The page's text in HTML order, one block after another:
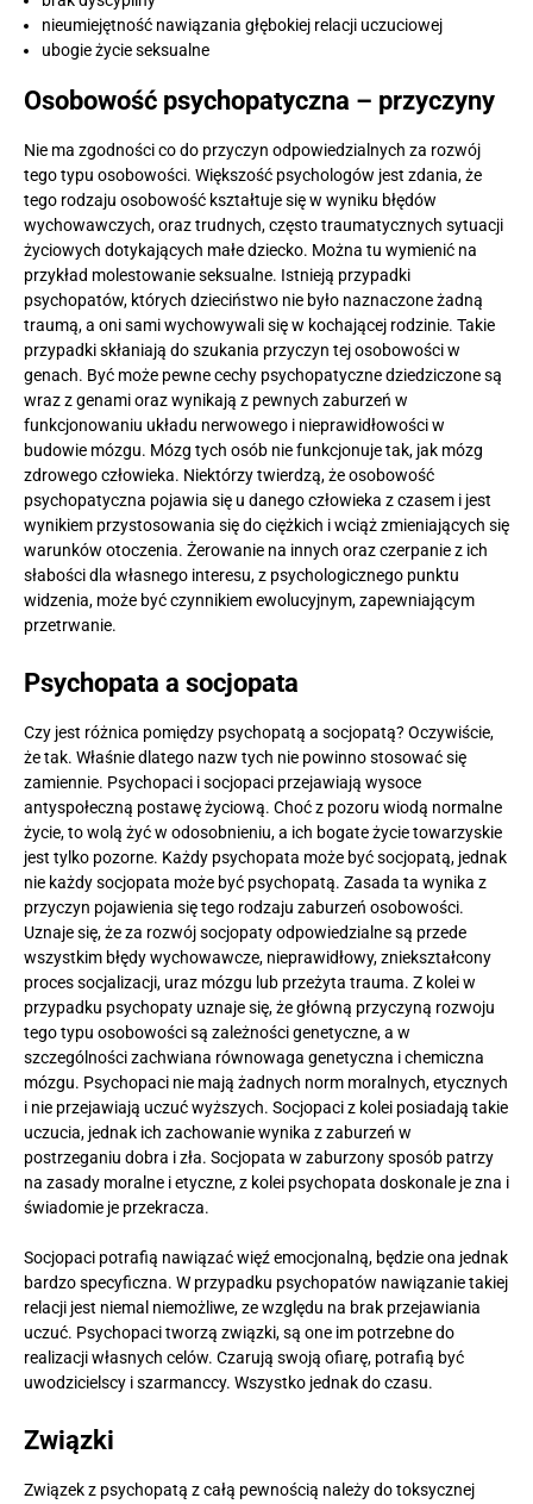
nieumiejętność nawiązania głębokiej relacji uczuciowej
ubogie życie seksualne
Osobowość psychopatyczna – przyczyny
Nie ma zgodności co do przyczyn odpowiedzialnych za rozwój
tego typu osobowości. Większość psychologów jest zdania, że
tego rodzaju osobowość kształtuje się w wyniku błędów
wychowawczych, oraz trudnych, często traumatycznych sytuacji
życiowych dotykających małe dziecko. Można tu wymienić na
przykład molestowanie seksualne. Istnieją przypadki
psychopatów, których dzieciństwo nie było naznaczone żadną
traumą, a oni sami wychowywali się w kochającej rodzinie. Takie
przypadki skłaniają do szukania przyczyn tej osobowości w
genach. Być może pewne cechy psychopatyczne dziedziczone są
wraz z genami oraz wynikają z pewnych zaburzeń w
funkcjonowaniu układu nerwowego i nieprawidłowości w
budowie mózgu. Mózg tych osób nie funkcjonuje tak, jak mózg
zdrowego człowieka. Niektórzy twierdzą, że osobowość
psychopatyczna pojawia się u danego człowieka z czasem i jest
wynikiem przystosowania się do ciężkich i wciąż zmieniających się
warunków otoczenia. Żerowanie na innych oraz czerpanie z ich
słabości dla własnego interesu, z psychologicznego punktu
widzenia, może być czynnikiem ewolucyjnym, zapewniającym
przetrwanie.
Psychopata a socjopata
Czy jest różnica pomiędzy psychopatą a socjopatą? Oczywiście,
że tak. Właśnie dlatego nazw tych nie powinno stosować się
zamiennie. Psychopaci i socjopaci przejawiają wysoce
antyspołeczną postawę życiową. Choć z pozoru wiodą normalne
życie, to wolą żyć w odosobnieniu, a ich bogate życie towarzyskie
jest tylko pozorne. Każdy psychopata może być socjopatą, jednak
nie każdy socjopata może być psychopatą. Zasada ta wynika z
przyczyn pojawienia się tego rodzaju zaburzeń osobowości.
Uznaje się, że za rozwój socjopaty odpowiedzialne są przede
wszystkim błędy wychowawcze, nieprawidłowy, zniekształcony
proces socjalizacji, uraz mózgu lub przeżyta trauma. Z kolei w
przypadku psychopaty uznaje się, że główną przyczyną rozwoju
tego typu osobowości są zależności genetyczne, a w
szczególności zachwiana równowaga genetyczna i chemiczna
mózgu. Psychopaci nie mają żadnych norm moralnych, etycznych
i nie przejawiają uczuć wyższych. Socjopaci z kolei posiadają takie
uczucia, jednak ich zachowanie wynika z zaburzeń w
postrzeganiu dobra i zła. Socjopata w zaburzony sposób patrzy
na zasady moralne i etyczne, z kolei psychopata doskonale je zna i
świadomie je przekracza.
Socjopaci potrafią nawiązać więź emocjonalną, będzie ona jednak
bardzo specyficzna. W przypadku psychopatów nawiązanie takiej
relacji jest niemal niemożliwe, ze względu na brak przejawiania
uczuć. Psychopaci tworzą związki, są one im potrzebne do
realizacji własnych celów. Czarują swoją ofiarę, potrafią być
uwodzicielscy i szarmanccy. Wszystko jednak do czasu.
Związki
Związek z psychopatą z całą pewnością należy do toksycznej